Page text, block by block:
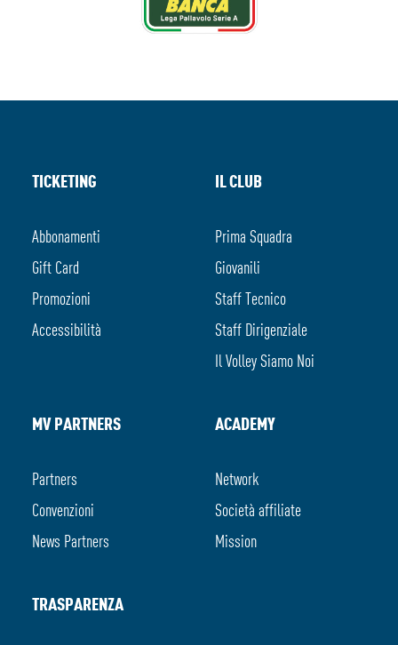
TICKETING
Abbonamenti
Gift Card
Promozioni
Accessibilità
IL CLUB
Prima Squadra
Giovanili
Staff Tecnico
Staff Dirigenziale
Il Volley Siamo Noi
MV PARTNERS
Partners
Convenzioni
News Partners
ACADEMY
Network
Società affiliate
Mission
TRASPARENZA